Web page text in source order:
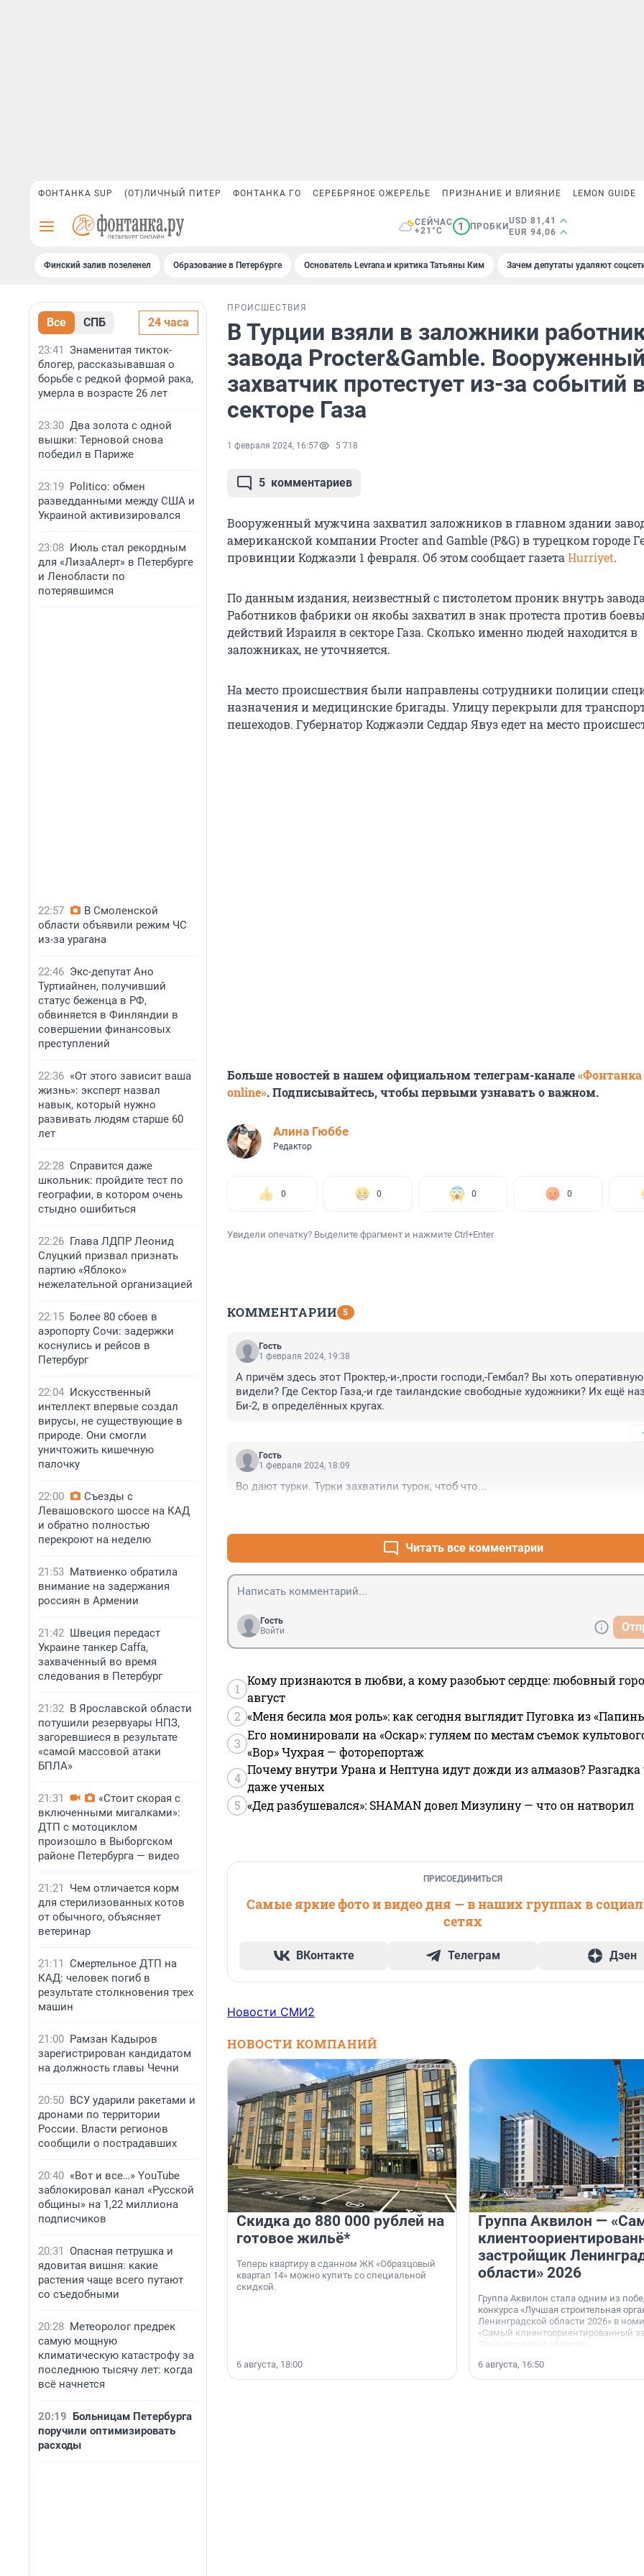
ФОНТАНКА SUP (ОТ)ЛИЧНЫЙ ПИТЕР ФОНТАНКА ГО СЕРЕБРЯНОЕ ОЖЕРЕЛЬЕ ПРИЗНАНИЕ И ВЛИЯНИЕ LEMON GUIDE
СЕЙЧАС
+21°C
1 ПРОБКИ
USD 81,41
EUR 94,06
Финский залив позеленел Образование в Петербурге Основатель Levrana и критика Татьяны Ким Зачем депутаты удаляют
Все СПБ 24 часа
23:41 Знаменитая тикток-
блогер, рассказывавшая о
борьбе с редкой формой рака,
умерла в возрасте 26 лет
23:30 Два золота с одной
вышки: Терновой снова
победил в Париже
23:19 Politico: обмен
разведданными между США и
Украиной активизировался
23:08 Июль стал рекордным
для «ЛизаАлерт» в Петербурге
и Ленобласти по
потерявшимся
22:57
В Смоленской
области объявили режим ЧС
из-за урагана
22:46 Экс-депутат Ано
Туртиайнен, получивший
статус беженца в РФ,
обвиняется в Финляндии в
совершении финансовых
преступлений
22:36 «От этого зависит ваша
жизнь»: эксперт назвал
навык, который нужно
развивать людям старше 60
лет
22:28 Справится даже
школьник: пройдите тест по
географии, в котором очень
стыдно ошибиться
22:26 Глава ЛДПР Леонид
Слуцкий призвал признать
партию «Яблоко»
нежелательной организацией
22:15 Более 80 сбоев в
аэропорту Сочи: задержки
коснулись и рейсов в
Петербург
22:04 Искусственный
интеллект впервые создал
вирусы, не существующие в
природе. Они смогли
уничтожить кишечную
палочку
22:00
Съезды с
Левашовского шоссе на КАД
и обратно полностью
перекроют на неделю
21:53 Матвиенко обратила
внимание на задержания
россиян в Армении
21:42 Швеция передаст
Украине танкер Caffa,
захваченный во время
следования в Петербург
21:32 В Ярославской области
потушили резервуары НПЗ,
загоревшиеся в результате
«самой массовой атаки
БПЛА»
21:31
«Стоит скорая с
включенными мигалками»:
ДТП с мотоциклом
произошло в Выборгском
районе Петербурга — видео
21:21
Чем отличается корм
для стерилизованных котов
от обычного, объясняет
ветеринар
21:11 Смертельное ДТП на
КАД: человек погиб в
результате столкновения трех
машин
21:00 Рамзан Кадыров
зарегистрирован кандидатом
на должность главы Чечни
20:50 ВСУ ударили ракетами и
дронами по территории
России. Власти регионов
сообщили о пострадавших
20:40 «Вот и все…» YouTube
заблокировал канал «Русской
общины» на 1,22 миллиона
подписчиков
20:31 Опасная петрушка и
ядовитая вишня: какие
растения чаще всего путают
со съедобными
20:28 Метеоролог предрек
самую мощную
климатическую катастрофу за
последнюю тысячу лет: когда
всё начнется
20:19 Больницам Петербурга
поручили оптимизировать
расходы
ПРОИСШЕСТВИЯ
В Турции взяли в заложники
завода Procter&Gamble. Вооруженный
захватчик протестует из-за событий в
секторе Газа
1 февраля 2024, 16:57 5 718
5 комментариев
Вооруженный мужчина захватил заложников в главном здании
американской компании Procter and Gamble (P&G) в турецком городе
провинции Коджаэли 1 февраля. Об этом сообщает газета Hurriyet.
По данным издания, неизвестный с пистолетом проник внутрь завода
Работников фабрики он якобы захватил в знак протеста против
действий Израиля в секторе Газа. Сколько именно людей находится в
заложниках, не уточняется.
На место происшествия были направлены сотрудники полиции
назначения и медицинские бригады. Улицу перекрыли для
пешеходов. Губернатор Коджаэли Седдар Явуз едет на место
Больше новостей в нашем официальном телеграм-канале«Фонтанка
online». Подписывайтесь, чтобы первыми узнавать о важном.
Алина Гюббе
Редактор
0 0 0 0
Увидели опечатку? Выделите фрагмент и нажмите Ctrl+Enter
КОММЕНТАРИИ 5
Гость
1 февраля 2024, 19:38
А причём здесь этот Проктер,-и-,прости господи,-Гембал? Вы хоть оперативную
видели? Где Сектор Газа,-и где таиландские свободные художники? Их ещё
Би-2, в определённых кругах.
Гость
1 февраля 2024, 18:09
Во дают турки. Турки захватили турок, чтоб что...
Читать все комментарии
Гость
Войти
1
Кому признаются в любви, а кому разобьют сердце: любовный
август
2 «Меня бесила моя роль»: как сегодня выглядит Пуговка из
3
Его номинировали на «Оскар»: гуляем по местам съемок
«Вор» Чухрая — фоторепортаж
4
Почему внутри Урана и Нептуна идут дожди из алмазов?
даже ученых
5 «Дед разбушевался»: SHAMAN довел Мизулину — что он натворил
ПРИСОЕДИНИТЬСЯ
Самые яркие фото и видео дня — в наших группах в
сетях
ВКонтакте Телеграм Дзен
Новости СМИ2
НОВОСТИ КОМПАНИЙ
Скидка до 880 000 рублей на
готовое жильё*
Теперь квартиру в сданном ЖК «Образцовый
квартал 14» можно купить со специальной
скидкой.
6 августа, 18:00
Группа Аквилон —
застройщик
области» 2026
Группа Аквилон стала одним из
конкурса «Лучшая строительная
Ленинградской области 2026» в
«Самый клиентоориентированный
Ленинградской области».
6 августа, 16:50